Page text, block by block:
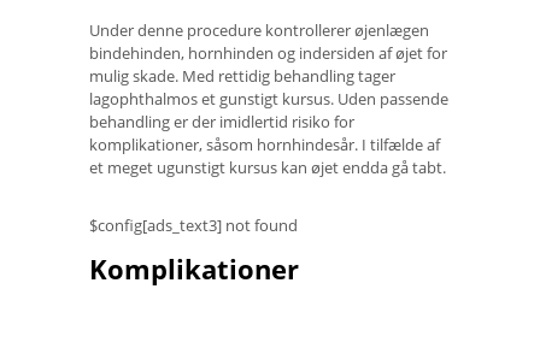
Under denne procedure kontrollerer øjenlægen
bindehinden, hornhinden og indersiden af ​​øjet for
mulig skade. Med rettidig behandling tager
lagophthalmos et gunstigt kursus. Uden passende
behandling er der imidlertid risiko for
komplikationer, såsom hornhindesår. I tilfælde af
et meget ugunstigt kursus kan øjet endda gå tabt.
$config[ads_text3] not found
Komplikationer